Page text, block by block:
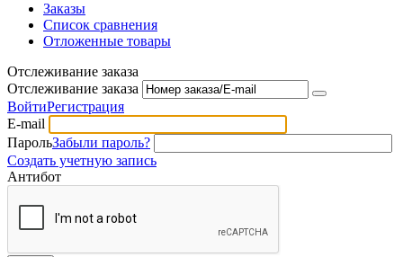
Заказы
Список сравнения
Отложенные товары
Отслеживание заказа
Отслеживание заказа
ВойтиРегистрация
E-mail
ПарольЗабыли пароль?
Создать учетную запись
Антибот